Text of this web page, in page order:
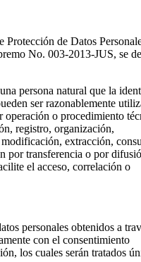
de Datos
No. 003-2013-JUS, se
persona natural que la
ser razonablemente
operación o procedimiento
registro, organización,
extracción,
por transferencia o por
el acceso, correlación o
personales obtenidos a
con el consentimiento
los cuales serán tratados